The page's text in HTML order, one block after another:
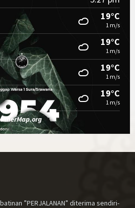
19°C
1 m/s
19°C
1 m/s
19°C
1 m/s
19°C
1 m/s
”PERJALANAN” diterima sendiri-